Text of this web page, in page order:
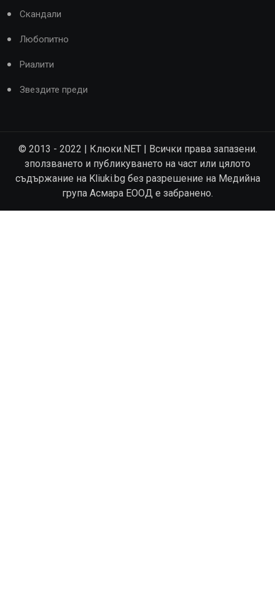
Скандали
Любопитно
Риалити
Звездите преди
© 2013 - 2022 | Клюки.NET | Всички права запазени.
зползването и публикуването на част или цялото
съдържание на Kliuki.bg без разрешение на Медийна
група Асмара ЕООД е забранено.